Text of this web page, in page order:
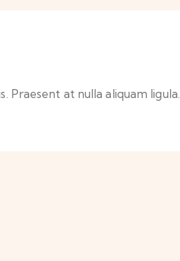
Praesent at nulla aliquam ligula.